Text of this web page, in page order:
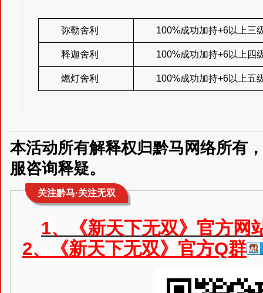
弥勒舍利 100%成功加持+6以上三
释迦舍利 100%成功加持+6以上四
燃灯舍利 100%成功加持+6以上五
本活动所有解释权归黔马网络所有
服咨询释疑。
关注黔马·关注无双
1、《新天下无双》官方网
2、《新天下无双》官方Q群